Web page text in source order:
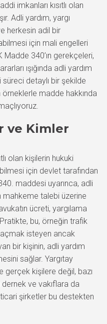
imkanları kısıtlı olan
Adli yardım, yargı
herkesin adil bir
için mali engelleri
Madde 340’ın gerekçeleri,
ışığında adli yardım
detaylı bir şekilde
madde hakkında
ve Kimler
olan kişilerin hukuki
için devlet tarafından
maddesi uyarınca, adli
mahkeme talebi üzerine
ücreti, yargılama
bu, örneğin trafik
isteyen ancak
bir kişinin, adli yardım
sağlar. Yargıtay
gerçek kişilere değil, bazı
ve vakıflara da
şirketler bu destekten